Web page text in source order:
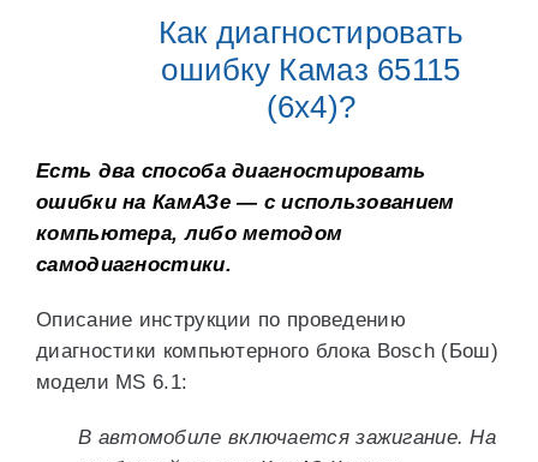
Как диагностировать
ошибку Камаз 65115
(6х4)?
Есть два способа диагностировать
ошибки на КамАЗе — с использованием
компьютера, либо методом
самодиагностики.
Описание инструкции по проведению
диагностики компьютерного блока Bosch (Бош)
модели MS 6.1:
В автомобиле включается зажигание. На